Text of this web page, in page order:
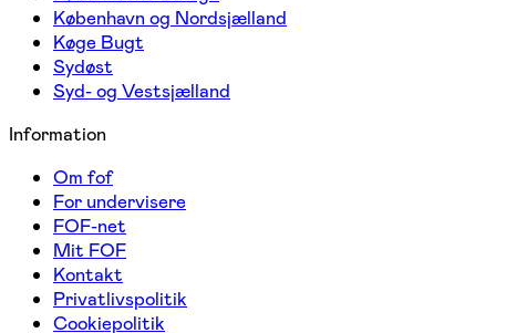
København og Nordsjælland
Køge Bugt
Sydøst
Syd- og Vestsjælland
Information
Om fof
For undervisere
FOF-net
Mit FOF
Kontakt
Privatlivspolitik
Cookiepolitik